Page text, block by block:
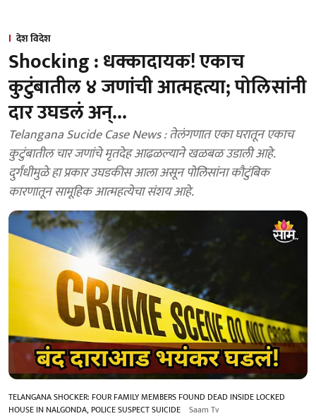
देश विदेश
Shocking : धक्कादायक! एकाच
कुटुंबातील ४ जणांची आत्महत्या; पोलिसांनी
दार उघडलं अन्...
Telangana Sucide Case News : तेलंगणात एका घरातून एकाच
कुटुंबातील चार जणांचे मृतदेह आढळल्याने खळबळ उडाली आहे.
दुर्गंधीमुळे हा प्रकार उघडकीस आला असून पोलिसांना कौटुंबिक
कारणातून सामूहिक आत्महत्येचा संशय आहे.
TELANGANA SHOCKER: FOUR FAMILY MEMBERS FOUND DEAD INSIDE LOCKED
HOUSE IN NALGONDA, POLICE SUSPECT SUICIDE Saam Tv